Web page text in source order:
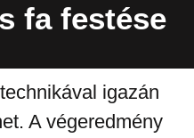
fa festése
igazán
A végeredmény